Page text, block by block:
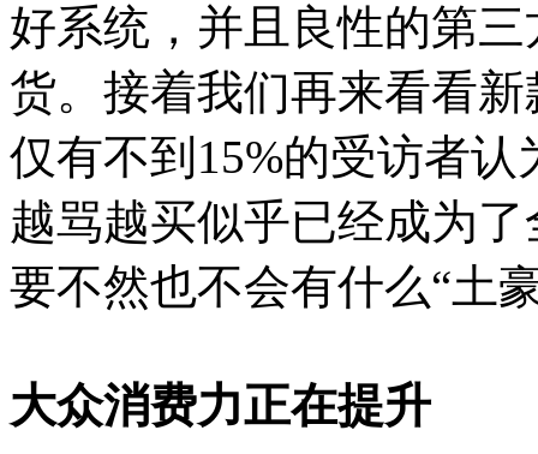
好系统，并且良性的第
货。接着我们再来看看新
仅有不到15%的受访者
越骂越买似乎已经成为
要不然也不会有什么“土
大众消费力正在提升